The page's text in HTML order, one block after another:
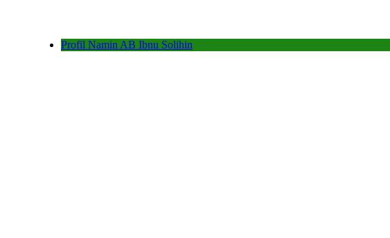
Profil Namin AB Ibnu Solihin